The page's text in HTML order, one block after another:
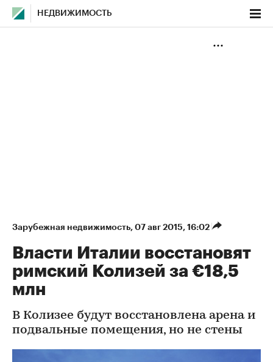
НЕДВИЖИМОСТЬ
Зарубежная недвижимость⁠, 07 авг 2015, 16:02
Власти Италии восстановят
римский Колизей за €18,5
млн
В Колизее будут восстановлена арена и
подвальные помещения, но не стены